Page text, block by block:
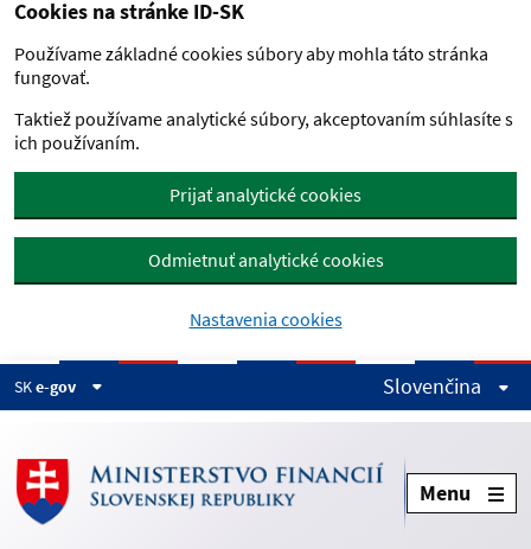
Preskočiť na hlavný obsah
Cookies na stránke ID-SK
Používame základné cookies súbory aby mohla táto stránka
fungovať.
Taktiež používame analytické súbory, akceptovaním súhlasíte s
ich používaním.
Prijať analytické cookies
Odmietnuť analytické cookies
Nastavenia cookies
SKe-gov Slovenčina
Menu